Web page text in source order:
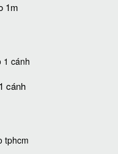
1m
cánh